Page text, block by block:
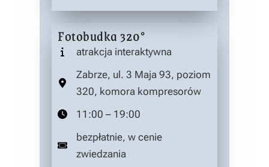
Fotobudka 320°
atrakcja interaktywna
Zabrze, ul. 3 Maja 93, poziom
320, komora kompresorów
11:00 – 19:00
bezpłatnie, w cenie
zwiedzania